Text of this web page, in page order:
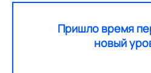
Пришло время
новый